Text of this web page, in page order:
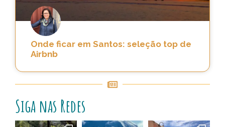
Onde ficar em Santos: seleção top de
Airbnb
Siga nas Redes